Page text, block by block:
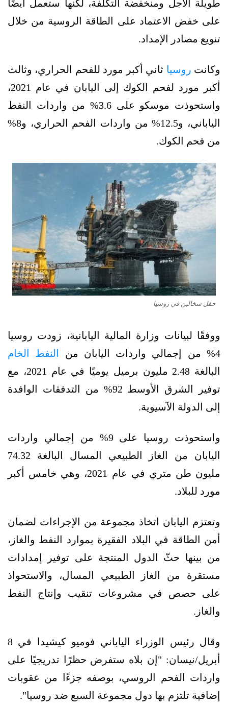
طويلة الأجل ومنخفضة التكلفة، لكنها ستعمل أيضًا
على خفض الاعتماد على الطاقة الروسية من خلال
تنويع مصادر الإمداد.
وكانت روسيا ثاني أكبر مورد للفحم الحراري، وثالث
أكبر مورد لفحم الكوك إلى اليابان في عام 2021،
واستحوذت موسكو على 3.6% من واردات النفط
الياباني، و12.5% من واردات الفحم الحراري، و8%
من فحم الكوك.
حقل سخالين في روسيا
ووفقًا لبيانات وزارة المالية اليابانية، زودت روسيا
4% من إجمالي واردات اليابان من
النفط الخام
البالغة 2.48 مليون برميل يوميًا في عام 2021، مع
توفير الشرق الأوسط 92% من التدفقات الوافدة
إلى الدولة الآسيوية.
واستحوذت روسيا على 9% من إجمالي واردات
اليابان من الغاز الطبيعي المسال البالغة 74.32
مليون طن متري في عام 2021، وهي خامس أكبر
مورد للبلاد.
وتعتزم اليابان اتخاذ مجموعة من الإجراءات لضمان
أمن الطاقة في البلاد الفقيرة بموارد النفط والغاز،
من بينها حثّ الدول المنتجة على توفير إمدادات
مستقرة من الغاز الطبيعي المسال، والاستحواذ
على حصص في مشروعات تنقيب وإنتاج النفط
والغاز.
وقال رئيس الوزراء الياباني فوميو كيشيدا في 8
أبريل/نيسان: "إن بلاه ستفرض حظرًا تدريجيًا على
واردات الفحم الروسي، بوصفه جزءًا من عقوبات
إضافية تلتزم بها دول مجموعة السبع ضد روسيا".